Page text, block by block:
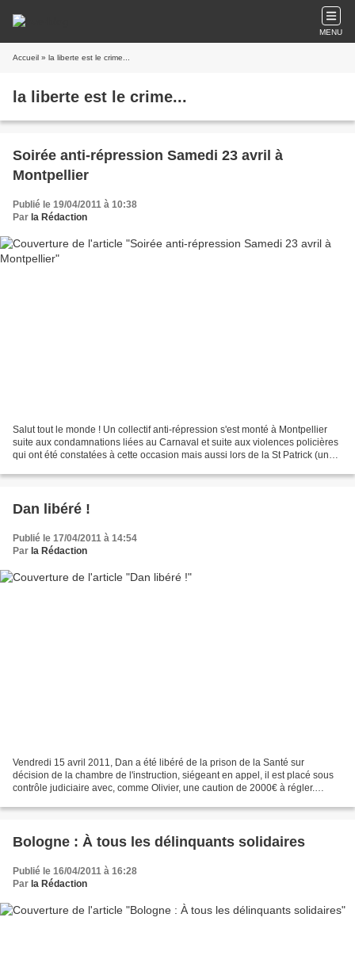
MENU
Accueil » la liberte est le crime...
la liberte est le crime...
Soirée anti-répression Samedi 23 avril à
Montpellier
Publié le 19/04/2011 à 10:38
Par la Rédaction
Salut tout le monde ! Un collectif anti-répression s'est monté à Montpellier
suite aux condamnations liées au Carnaval et suite aux violences policières
qui ont été constatées à cette occasion mais aussi lors de la St Patrick (une
Dan libéré !
Publié le 17/04/2011 à 14:54
Par la Rédaction
Vendredi 15 avril 2011, Dan a été libéré de la prison de la Santé sur
décision de la chambre de l'instruction, siégeant en appel, il est placé sous
contrôle judiciaire avec, comme Olivier, une caution de 2000€ à régler.
Bologne : À tous les délinquants solidaires
Publié le 16/04/2011 à 16:28
Par la Rédaction